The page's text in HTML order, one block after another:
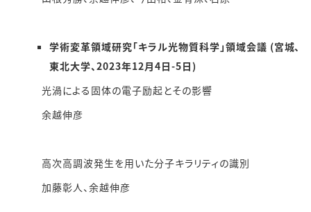
学術変革領域研究「キラル光物質科学」領域会議 (宮城、
東北大学、2023年12月4日-5日)
光渦による固体の電子励起とその影響
余越伸彦
高次高調波発生を用いた分子キラリティの識別
加藤彰人、余越伸彦